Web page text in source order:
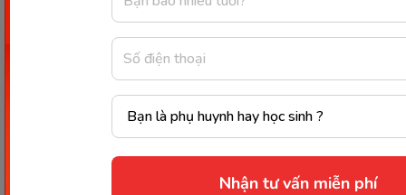
Nhận tư vấn miễn phí
Thai nhi đạt 7-8 tuần tuổi là thời gian tốt nhất để đi
khám thai lần đầu tiên. Việc này sẽ giúp bà bầu nắm
được tình hình sức khoẻ của bản thân và theo dõi
sự phát triển của bé. Khi đi khám thai, chị em phải
trải qua những xét nghiệm cơ bản như:
Xác định chỉ số BMI thông qua chiều cao và